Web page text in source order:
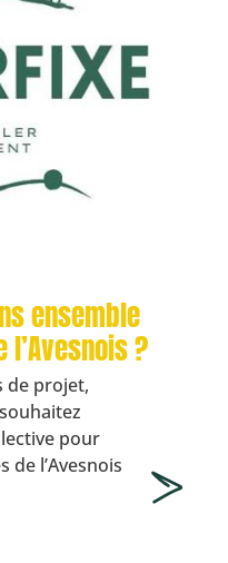
ensemble
l’Avesnois ?
de projet,
pour
de l’Avesnois